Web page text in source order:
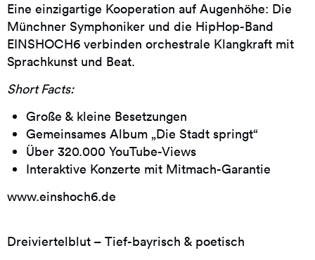
Eine einzigartige Kooperation auf Augenhöhe: Die
Münchner Symphoniker und die HipHop-Band
EINSHOCH6 verbinden orchestrale Klangkraft mit
Sprachkunst und Beat.
Short Facts:
Große & kleine Besetzungen
Gemeinsames Album „Die Stadt springt“
Über 320.000 YouTube-Views
Interaktive Konzerte mit Mitmach-Garantie
www.einshoch6.de
Dreiviertelblut – Tief-bayrisch & poetisch